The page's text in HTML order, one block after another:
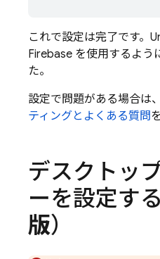
これで設定は完了です。
Firebase を使用するよう
た。
設定で問題がある場合は、
ティングとよくある質問
デスクトッ
ーを設定す
版）